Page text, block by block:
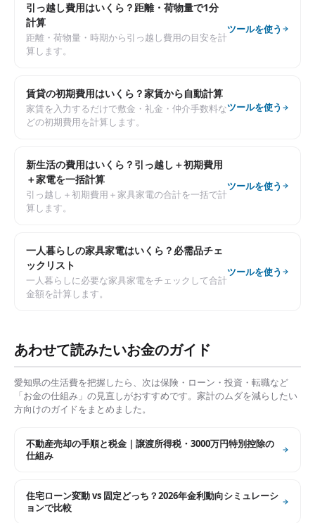
引っ越し費用はいくら？距離・荷物量で1分
計算
距離・荷物量・時期から引っ越し費用の目安を計
算します。
ツールを使う
賃貸の初期費用はいくら？家賃から自動計算
家賃を入力するだけで敷金・礼金・仲介手数料な
どの初期費用を計算します。
ツールを使う
新生活の費用はいくら？引っ越し＋初期費用
＋家電を一括計算
引っ越し＋初期費用＋家具家電の合計を一括で計
算します。
ツールを使う
一人暮らしの家具家電はいくら？必需品チェ
ックリスト
一人暮らしに必要な家具家電をチェックして合計
金額を計算します。
ツールを使う
あわせて読みたいお金のガイド
愛知県の生活費を把握したら、次は保険・ローン・投資・転職など
「お金の仕組み」の見直しがおすすめです。家計のムダを減らしたい
方向けのガイドをまとめました。
不動産売却の手順と税金｜譲渡所得税・3000万円特別控除の
仕組み
住宅ローン変動 vs 固定どっち？2026年金利動向シミュレーシ
ョンで比較